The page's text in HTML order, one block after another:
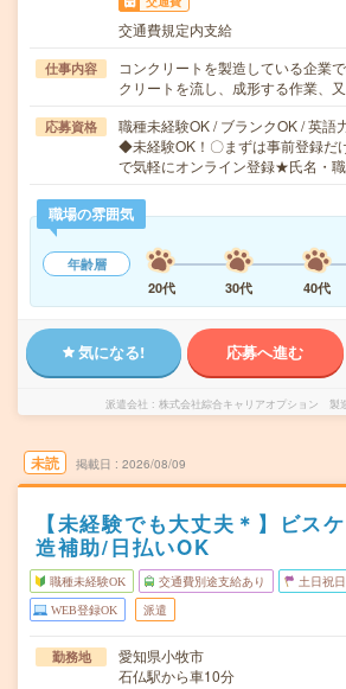
交通費規定内支給
仕事内容
コンクリートを製造している企業
クリートを流し、成形する作業、
応募資格
職種未経験OK / ブランクOK / 英語
◆未経験OK！〇まずは事前登録だ
で気軽にオンライン登録★氏名・
職場の雰囲気
年齢層
20代
30代 40代
気になる! 応募へ進む
派遣会社 株式会社綜合キャリアオプション 製
未読 掲載日 2026/08/09
【未経験でも大丈夫＊】ビス
造補助/日払いOK
職種未経験OK 交通費別途支給あり 土日祝
WEB登録OK 派遣
勤務地
愛知県小牧市
石仏駅から車10分